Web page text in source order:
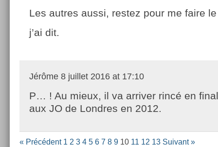
Les autres aussi, restez pour me faire
j’ai dit.
Jérôme 8 juillet 2016 at 17:10
P… ! Au mieux, il va arriver rincé en
aux JO de Londres en 2012.
« Précédent 1 2 3 4 5 6 7 8 9 10 11 12 13 Suivant »